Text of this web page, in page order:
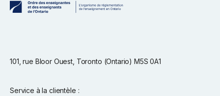
101, rue Bloor Ouest, Toronto (Ontario) M5S 0A1
Service à la clientèle :